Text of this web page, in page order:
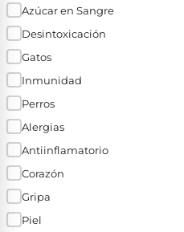
Azúcar en Sangre
Desintoxicación
Gatos
Inmunidad
Perros
Alergias
Antiinflamatorio
Corazón
Gripa
Piel